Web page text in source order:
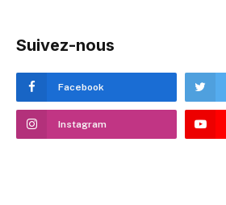
Suivez-nous
Facebook
Instagram